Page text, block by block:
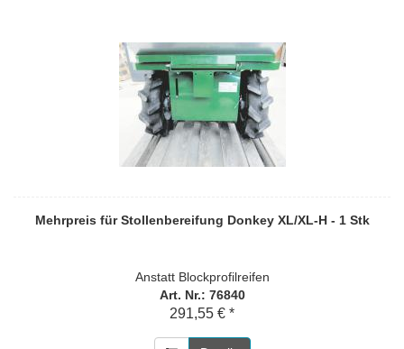
Mehrpreis für Stollenbereifung Donkey XL/XL-H - 1 Stk
Anstatt Blockprofilreifen
Art. Nr.: 76840
291,55 € *